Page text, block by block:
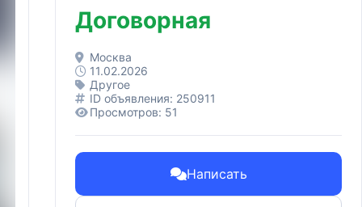
Договорная
Москва
11.02.2026
Другое
ID объявления: 250911
Просмотров: 51
Написать